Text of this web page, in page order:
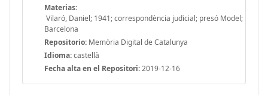
Materias:
Vilaró, Daniel; 1941; correspondència judicial; presó Model;
Barcelona
Repositorio: Memòria Digital de Catalunya
Idioma:castellà
Fecha alta en el Repositori:2019-12-16